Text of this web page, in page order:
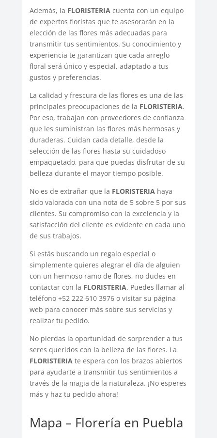
Además, la FLORISTERIAcuenta con un equipo
de expertos floristas que te asesorarán en la
elección de las flores más adecuadas para
transmitir tus sentimientos. Su conocimiento y
experiencia te garantizan que cada arreglo
floral será único y especial, adaptado a tus
gustos y preferencias.
La calidad y frescura de las flores es una de las
principales preocupaciones de la FLORISTERIA.
Por eso, trabajan con proveedores de confianza
que les suministran las flores más hermosas y
duraderas. Cuidan cada detalle, desde la
selección de las flores hasta su cuidadoso
empaquetado, para que puedas disfrutar de su
belleza durante el mayor tiempo posible.
No es de extrañar que la FLORISTERIAhaya
sido valorada con una nota de 5 sobre 5 por sus
clientes. Su compromiso con la excelencia y la
satisfacción del cliente es evidente en cada uno
de sus trabajos.
Si estás buscando un regalo especial o
simplemente quieres alegrar el día de alguien
con un hermoso ramo de flores, no dudes en
contactar con la FLORISTERIA. Puedes llamar al
teléfono +52 222 610 3976 o visitar su página
web para conocer más sobre sus servicios y
realizar tu pedido.
No pierdas la oportunidad de sorprender a tus
seres queridos con la belleza de las flores. La
FLORISTERIAte espera con los brazos abiertos
para ayudarte a transmitir tus sentimientos a
través de la magia de la naturaleza. ¡No esperes
más y haz tu pedido ahora!
Mapa – Florería en Puebla